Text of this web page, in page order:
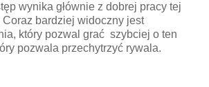
wynika głównie z dobrej pracy tej
bardziej widoczny jest
który pozwal grać szybciej o ten
pozwala przechytrzyć rywala.